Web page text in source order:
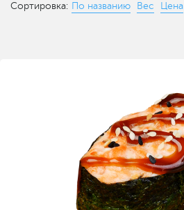
Сортировка: По названию Вес Цена